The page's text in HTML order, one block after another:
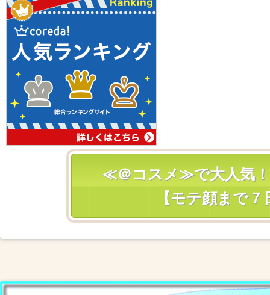
≪＠コスメ≫で大人気
【モテ顔まで７